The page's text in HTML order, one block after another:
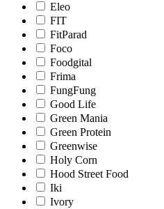
Eleo
FIT
FitParad
Foco
Foodgital
Frima
FungFung
Good Life
Green Mania
Green Protein
Greenwise
Holy Corn
Hood Street Food
Iki
Ivory